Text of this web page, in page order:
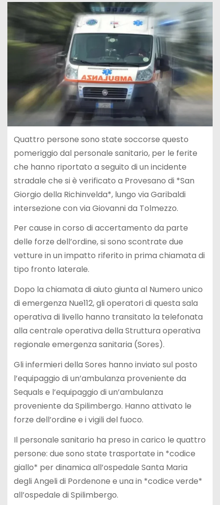
Quattro persone sono state soccorse questo
pomeriggio dal personale sanitario, per le ferite
che hanno riportato a seguito di un incidente
stradale che si è verificato a Provesano di *San
Giorgio della Richinvelda*, lungo via Garibaldi
intersezione con via Giovanni da Tolmezzo.
Per cause in corso di accertamento da parte
delle forze dell’ordine, si sono scontrate due
vetture in un impatto riferito in prima chiamata di
tipo fronto laterale.
Dopo la chiamata di aiuto giunta al Numero unico
di emergenza Nue112, gli operatori di questa sala
operativa di livello hanno transitato la telefonata
alla centrale operativa della Struttura operativa
regionale emergenza sanitaria (Sores).
Gli infermieri della Sores hanno inviato sul posto
l’equipaggio di un’ambulanza proveniente da
Sequals e l’equipaggio di un’ambulanza
proveniente da Spilimbergo. Hanno attivato le
forze dell’ordine e i vigili del fuoco.
Il personale sanitario ha preso in carico le quattro
persone: due sono state trasportate in *codice
giallo* per dinamica all’ospedale Santa Maria
degli Angeli di Pordenone e una in *codice verde*
all’ospedale di Spilimbergo.